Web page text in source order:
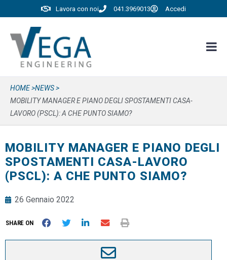
Lavora con noi 041.3969013 Accedi
HOME >NEWS >
MOBILITY MANAGER E PIANO DEGLI SPOSTAMENTI CASA-
LAVORO (PSCL): A CHE PUNTO SIAMO?
MOBILITY MANAGER E PIANO DEGLI
SPOSTAMENTI CASA-LAVORO
(PSCL): A CHE PUNTO SIAMO?
26 Gennaio 2022
SHARE ON